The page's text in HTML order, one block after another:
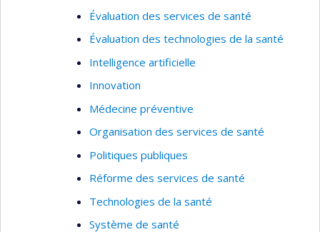
Évaluation des services de santé
Évaluation des technologies de la santé
Intelligence artificielle
Innovation
Médecine préventive
Organisation des services de santé
Politiques publiques
Réforme des services de santé
Technologies de la santé
Système de santé